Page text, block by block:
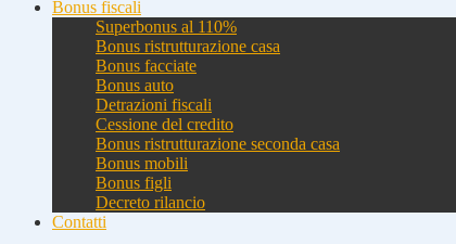
Bonus fiscali
Superbonus al 110%
Bonus ristrutturazione casa
Bonus facciate
Bonus auto
Detrazioni fiscali
Cessione del credito
Bonus ristrutturazione seconda casa
Bonus mobili
Bonus figli
Decreto rilancio
Contatti